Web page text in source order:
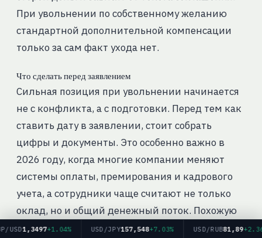
При увольнении по собственному желанию
стандартной дополнительной компенсации
только за сам факт ухода нет.
Что сделать перед заявлением
Сильная позиция при увольнении начинается
не с конфликта, а с подготовки. Перед тем как
ставить дату в заявлении, стоит собрать
цифры и документы. Это особенно важно в
2026 году, когда многие компании меняют
системы оплаты, премирования и кадрового
учета, а сотрудники чаще считают не только
оклад, но и общий денежный поток. Похожую
логику мы разбирали в материале про
1,3497+1.04% USD/JPY157,548+7.03% USD/RUB81,89+2.36%